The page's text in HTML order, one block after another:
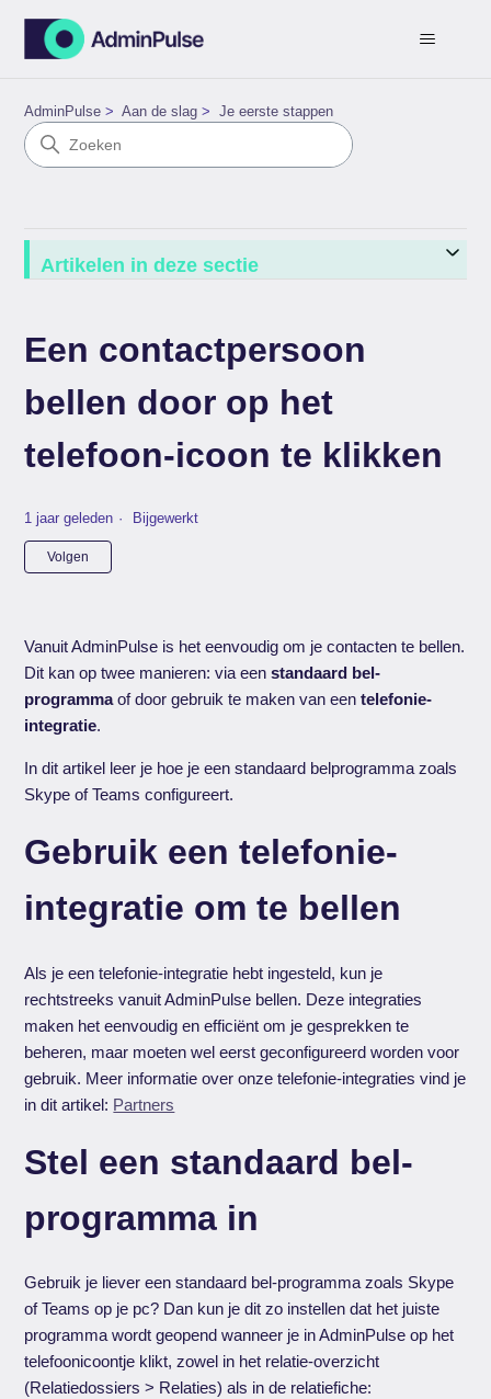
AdminPulse Aan de slag Je eerste stappen
Artikelen in deze sectie
Een contactpersoon
bellen door op het
telefoon-icoon te klikken
1 jaar geleden Bijgewerkt
Volgen
Vanuit AdminPulse is het eenvoudig om je contacten te bellen.
Dit kan op twee manieren: via eenstandaard bel-
programmaof door gebruik te maken van een telefonie-
integratie.
In dit artikel leer je hoe je een standaard belprogramma zoals
Skype of Teams configureert.
Gebruik een telefonie-
integratie om te bellen
Als je een telefonie-integratie hebt ingesteld, kun je
rechtstreeks vanuit AdminPulse bellen. Deze integraties
maken het eenvoudig en efficiënt om je gesprekken te
beheren, maar moeten wel eerst geconfigureerd worden voor
gebruik. Meer informatie over onze telefonie-integraties vind je
in dit artikel: Partners
Stel een standaard bel-
programma in
Gebruik je liever een standaard bel-programma zoals Skype
of Teams op je pc? Dan kun je dit zo instellen dat het juiste
programma wordt geopend wanneer je in AdminPulse op het
telefoonicoontje klikt, zowel in het relatie-overzicht
(Relatiedossiers > Relaties) als in de relatiefiche: